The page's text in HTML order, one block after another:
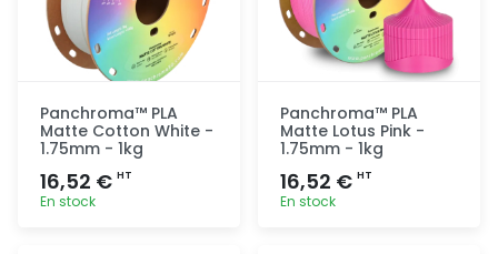
Panchroma™ PLA
Matte Cotton White -
1.75mm - 1kg
16,52 € HT
En stock
Panchroma™ PLA
Matte Lotus Pink -
1.75mm - 1kg
16,52 € HT
En stock